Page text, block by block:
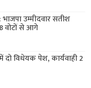
उम्मीदवार सतीश
वोटों से आगे
विधेयक पेश, कार्यवाही 2